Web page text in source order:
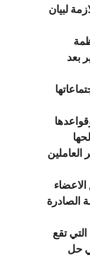
لبيان
بعد
الاعضاء
الصادرة
تقع
حل